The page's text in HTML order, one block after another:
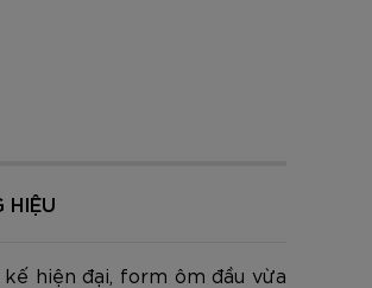
HIỆU
hiện đại, form ôm đầu vừa